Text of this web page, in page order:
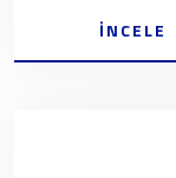
İNCELE